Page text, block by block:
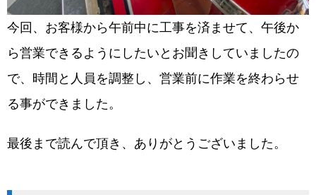
今回、お客様から午前中に工事を済ませて、午後か
ら営業できるようにしたいとお聞きしていましたの
で、時間と人員を調整し、営業前に作業を終わらせ
る事ができました。
最後まで読んで頂き、ありがとうございました。